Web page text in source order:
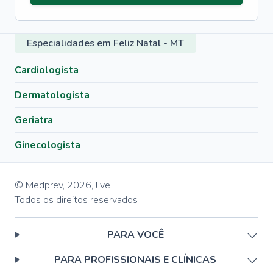
Especialidades em Feliz Natal - MT
Cardiologista
Dermatologista
Geriatra
Ginecologista
© Medprev, 2026, live
Todos os direitos reservados
PARA VOCÊ
PARA PROFISSIONAIS E CLÍNICAS